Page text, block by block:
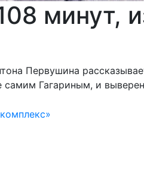
минут,
Первушина
Гагариным, и